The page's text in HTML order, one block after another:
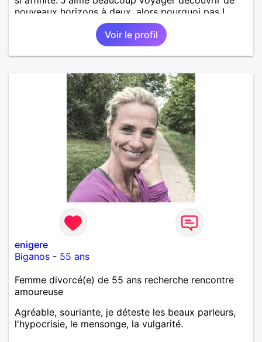
nouveaux horizons à deux, alors pourquoi pas !
Voir le profil
enigere
Biganos - 55 ans
Femme divorcé(e) de 55 ans recherche rencontre
amoureuse
Agréable, souriante, je déteste les beaux parleurs,
l'hypocrisie, le mensonge, la vulgarité.